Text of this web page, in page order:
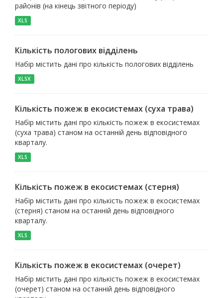
районів (на кінець звітного періоду)
XLS
Кількість пологових відділень
Набір містить дані про кількість пологових відділень
XLSX
Кількість пожеж в екосистемах (суха трава)
Набір містить дані про кількість пожеж в екосистемах
(суха трава) станом на останній день відповідного
кварталу.
XLS
Кількість пожеж в екосистемах (стерня)
Набір містить дані про кількість пожеж в екосистемах
(стерня) станом на останній день відповідного
кварталу.
XLS
Кількість пожеж в екосистемах (очерет)
Набір містить дані про кількість пожеж в екосистемах
(очерет) станом на останній день відповідного